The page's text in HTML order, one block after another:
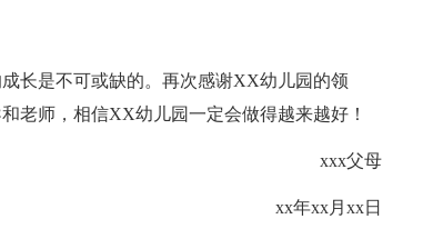
长是不可或缺的。再次感谢XX幼儿园的领
老师，相信XX幼儿园一定会做得越来越好！
xxx父母
xx年xx月xx日